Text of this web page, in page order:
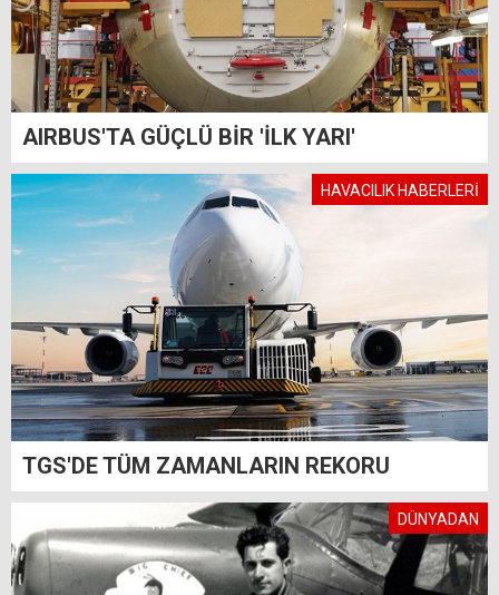
AIRBUS'TA GÜÇLÜ BİR 'İLK YARI'
HAVACILIK HABERLERİ
TGS'DE TÜM ZAMANLARIN REKORU
DÜNYADAN